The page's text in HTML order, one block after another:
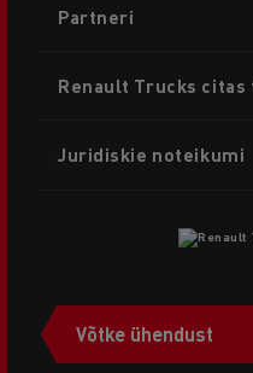
menu
Partneri
Renault Trucks
Juridiskie noteikumi
Võtke ühendust